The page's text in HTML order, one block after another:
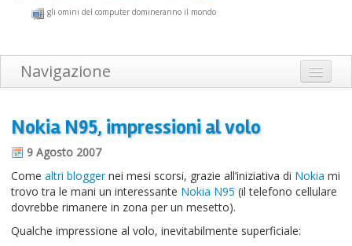
gli omini del computer domineranno il mondo
Navigazione
Informazioni sul blog
Contatti
Varie
Cookie
Nokia N95, impressioni al volo
9 Agosto 2007
Come altri bloggernei mesi scorsi, grazie all’iniziativa di Nokia mi
trovo tra le mani un interessante Nokia N95 (il telefono cellulare
dovrebbe rimanere in zona per un mesetto).
Qualche impressione al volo, inevitabilmente superficiale: